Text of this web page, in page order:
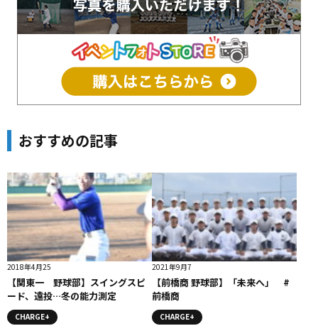
おすすめの記事
2018年4月25
【関東一 野球部】スイングスピ
ード、遠投…冬の能力測定
CHARGE+
2021年9月7
【前橋商 野球部】「未来へ」 #
前橋商
CHARGE+